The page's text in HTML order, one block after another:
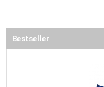
Bestseller